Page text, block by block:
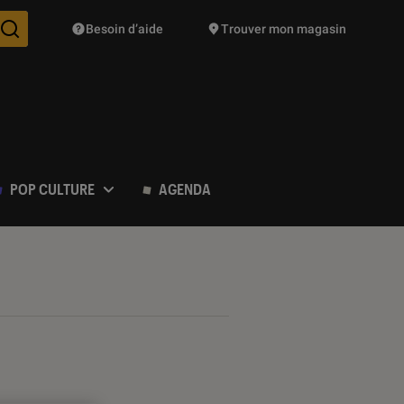
Des suggestions de produits vont vous être proposées
Besoin d’aide Trouver mon magasin
POP CULTURE AGENDA